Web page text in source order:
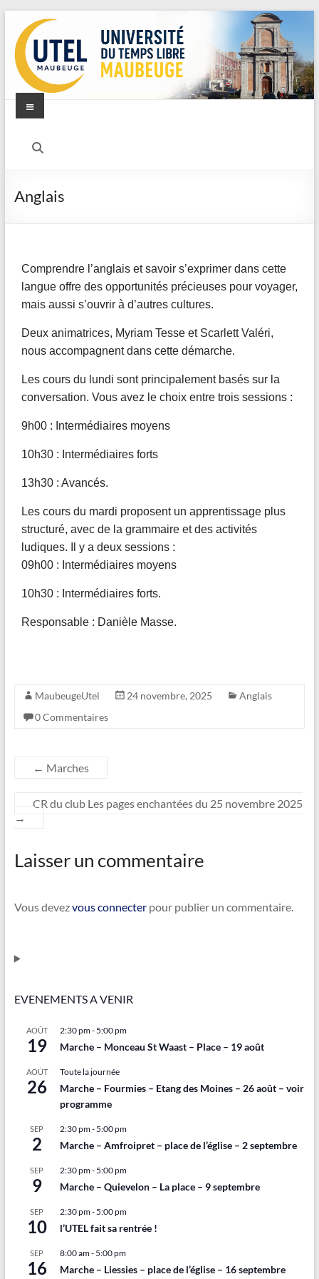
Anglais
Comprendre l’anglais et savoir s’exprimer dans cette
langue offre des opportunités précieuses pour voyager,
mais aussi s’ouvrir à d’autres cultures.
Deux animatrices, Myriam Tesse et Scarlett Valéri,
nous accompagnent dans cette démarche.
Les cours du lundi sont principalement basés sur la
conversation. Vous avez le choix entre trois sessions :
9h00 : Intermédiaires moyens
10h30 : Intermédiaires forts
13h30 : Avancés.
Les cours du mardi proposent un apprentissage plus
structuré, avec de la grammaire et des activités
ludiques. Il y a deux sessions :
09h00 : Intermédiaires moyens
10h30 : Intermédiaires forts.
Responsable : Danièle Masse.
MaubeugeUtel 24 novembre, 2025
Anglais
0 Commentaires
← Marches
CR du club Les pages enchantées du 25 novembre 2025
→
Laisser un commentaire
Vous devezvous connecterpour publier un commentaire.
EVENEMENTS A VENIR
AOÛT
19
2:30 pm- 5:00 pm
Marche – Monceau St Waast – Place – 19 août
AOÛT
26
Toute la journée
Marche – Fourmies – Etang des Moines – 26 août – voir
programme
SEP
2
2:30 pm- 5:00 pm
Marche – Amfroipret – place de l’église – 2 septembre
SEP
9
2:30 pm- 5:00 pm
Marche – Quievelon – La place – 9 septembre
SEP
10
2:30 pm- 5:00 pm
l’UTEL fait sa rentrée !
SEP
16
8:00 am- 5:00 pm
Marche – Liessies – place de l’église – 16 septembre